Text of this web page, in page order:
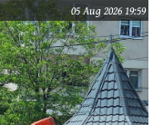
05 Aug 2026 19:59